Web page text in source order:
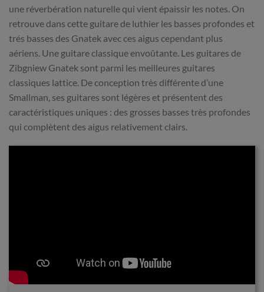
une réverbération naturelle qui vient épaissir les notes. On
retrouve dans cette guitare de luthier les basses profondes et
trés basses des Gnatek avec ces aigus cependant plus
aériens. Une guitare classique envoûtante. Les guitares de
Zibgniew Gnatek sont parmi les meilleures guitares
classiques lattice. De conception très différente d’une
Smallman, ses guitares sont légères et présentent des
caractéristiques uniques : des grosses basses très profondes
qui complètent des aigus relativement clairs.